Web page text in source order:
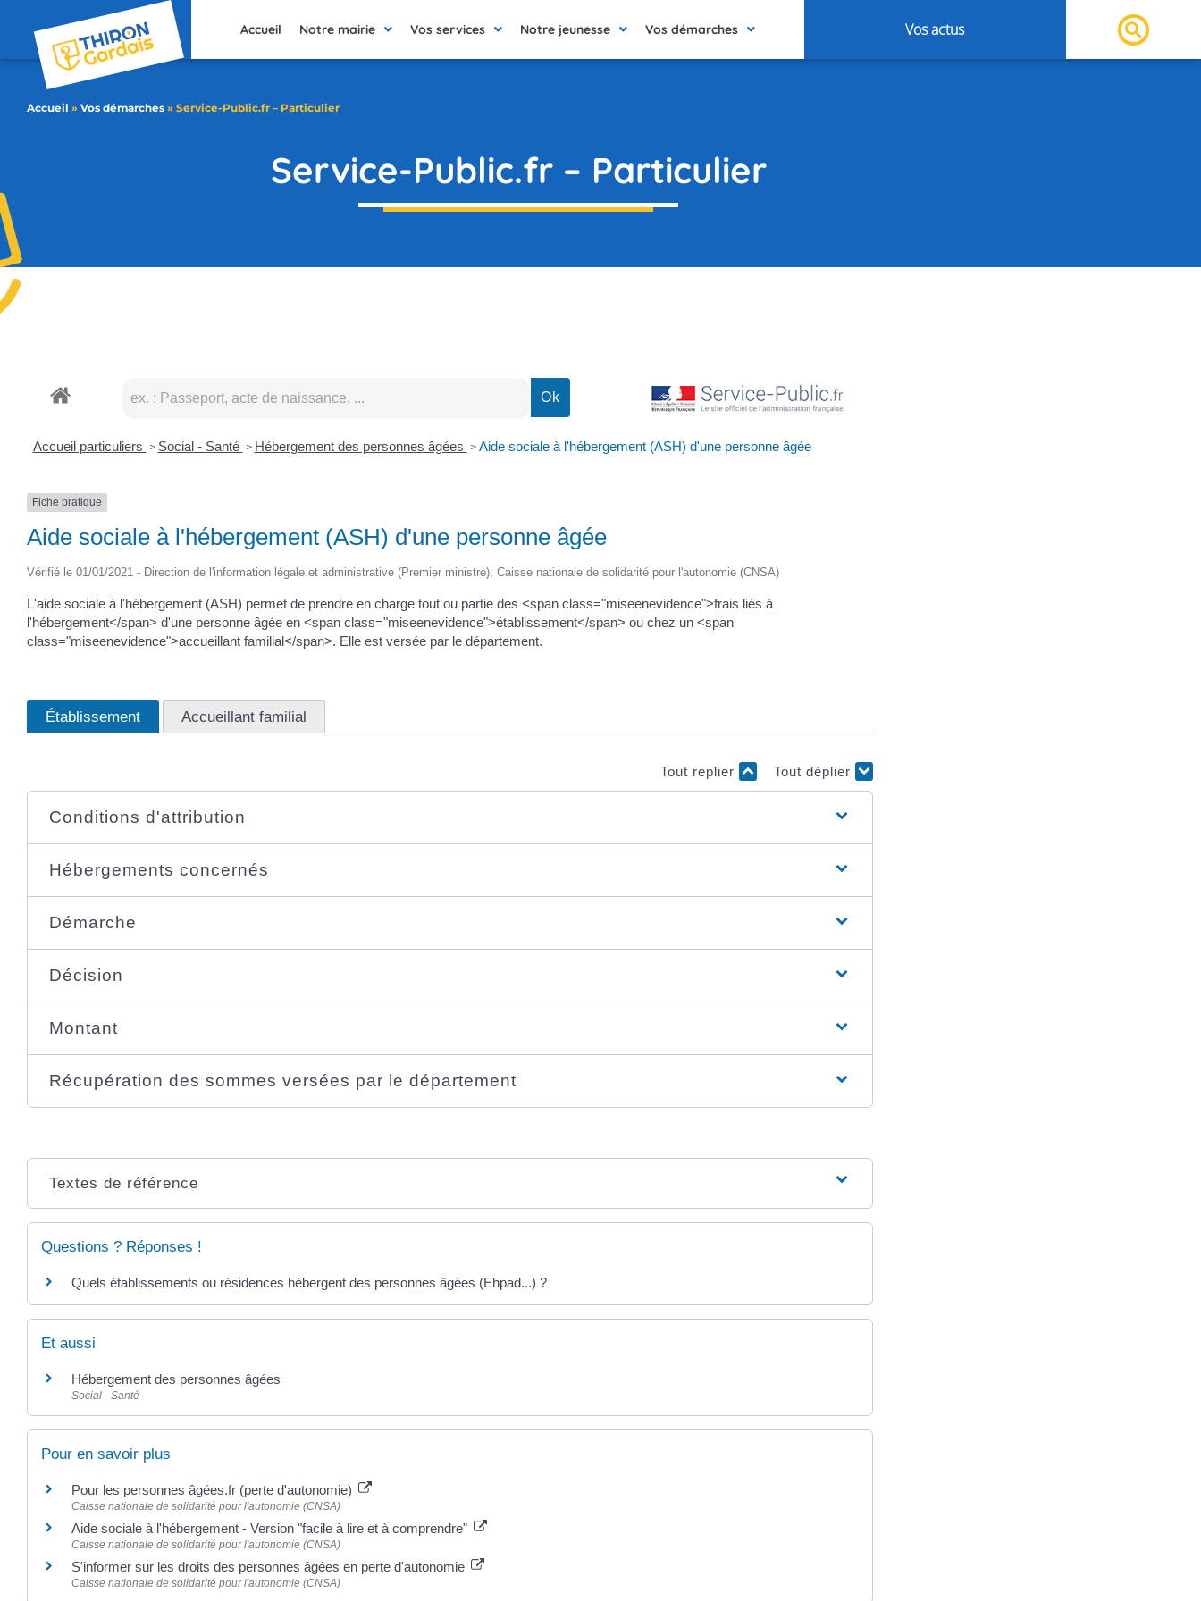
Accueil Notre mairie Vos services Notre jeunesse Vos démarches Vos actus
Accueil » Vos démarches » Service-Public.fr – Particulier
Service-Public.fr – Particulier
Accueil particuliers > Social - Santé > Hébergement des personnes âgées > Aide sociale à l'hébergement (ASH) d'une personne âgée
Fiche pratique
Aide sociale à l'hébergement (ASH) d'une personne âgée
Vérifié le 01/01/2021 - Direction de l'information légale et administrative (Premier ministre), Caisse nationale de solidarité pour l'autonomie (CNSA)
L'aide sociale à l'hébergement (ASH) permet de prendre en charge tout ou partie des <span class="miseenevidence">frais liés à
l'hébergement</span> d'une personne âgée en <span class="miseenevidence">établissement</span> ou chez un <span
class="miseenevidence">accueillant familial</span>. Elle est versée par le département.
Établissement Accueillant familial
Tout replier Tout déplier
Conditions d'attribution
Hébergements concernés
Démarche
Décision
Montant
Récupération des sommes versées par le département
Textes de référence
Questions ? Réponses !
Quels établissements ou résidences hébergent des personnes âgées (Ehpad...) ?
Et aussi
Hébergement des personnes âgées
Social - Santé
Pour en savoir plus
Pour les personnes âgées.fr (perte d'autonomie)
Caisse nationale de solidarité pour l'autonomie (CNSA)
Aide sociale à l'hébergement - Version "facile à lire et à comprendre"
Caisse nationale de solidarité pour l'autonomie (CNSA)
S'informer sur les droits des personnes âgées en perte d'autonomie
Caisse nationale de solidarité pour l'autonomie (CNSA)